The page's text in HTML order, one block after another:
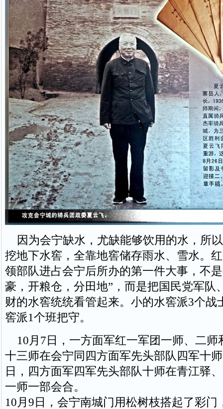
因为会宁缺水，尤缺能够饮用的水，所
挖地下水窖，全靠地窖储存雨水、雪水。
领部队进占会宁后所办的第一件大事，不
豪，开粮仓，分田地”，而是把国民党军队
财的水窖统统看管起来。小的水窖派3个战
窖派1个班把守。
10月7日，一方面军红一军团一师、二师
十三师在会宁同四方面军先头部队四军十
日，四方面军四军先头部队十师在青江驿
一师一部会合。
10月9日，会宁南城门用松树枝搭起了彩门